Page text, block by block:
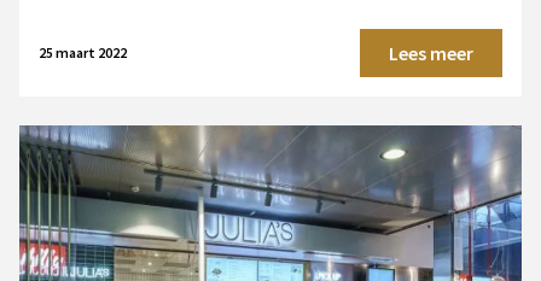
25 maart 2022 Lees meer